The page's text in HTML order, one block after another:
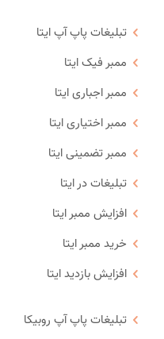
تبلیغات پاپ آپ ایتا
ممبر فیک ایتا
ممبر اجباری ایتا
ممبر اختیاری ایتا
ممبر تضمینی ایتا
تبلیغات در ایتا
افزایش ممبر ایتا
خرید ممبر ایتا
افزایش بازدید ایتا
تبلیغات پاپ آپ روبیکا